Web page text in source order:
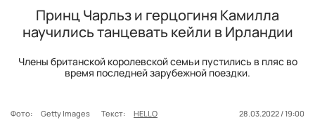
Принц Чарльз и герцогиня Камилла
научились танцевать кейли в Ирландии
Члены британской королевской семьи пустились в пляс во
время последней зарубежной поездки.
Фото: Getty Images Текст: HELLO
28.03.2022 / 19:00